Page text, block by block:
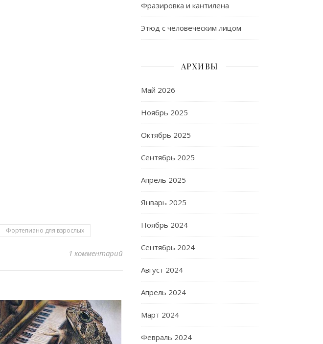
Фортепиано для взрослых
1 комментарий
Фразировка и кантилена
Этюд с человеческим лицом
АРХИВЫ
Май 2026
Ноябрь 2025
Октябрь 2025
Сентябрь 2025
Апрель 2025
Январь 2025
Ноябрь 2024
Сентябрь 2024
Август 2024
Апрель 2024
Март 2024
Февраль 2024